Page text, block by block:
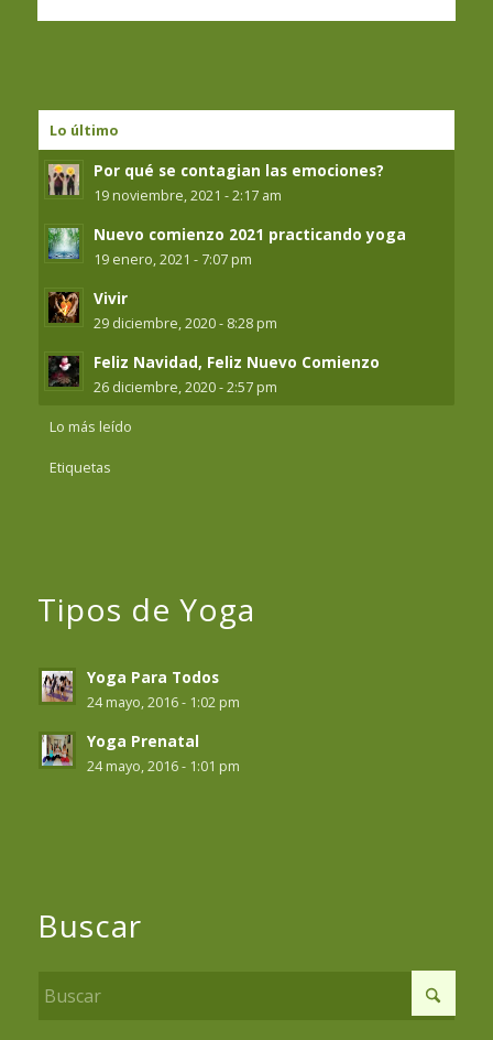
Lo último
Por qué se contagian las emociones?
19 noviembre, 2021 - 2:17 am
Nuevo comienzo 2021 practicando yoga
19 enero, 2021 - 7:07 pm
Vivir
29 diciembre, 2020 - 8:28 pm
Feliz Navidad, Feliz Nuevo Comienzo
26 diciembre, 2020 - 2:57 pm
Lo más leído
Etiquetas
Tipos de Yoga
Yoga Para Todos
24 mayo, 2016 - 1:02 pm
Yoga Prenatal
24 mayo, 2016 - 1:01 pm
Buscar